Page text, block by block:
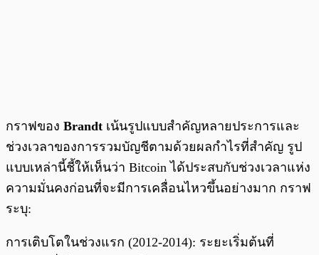
กราฟของ Brandt เน้นรูปแบบสำคัญหลายประการและ
ช่วงเวลาของการรวมบัญชีตามด้วยผลกำไรที่สำคัญ รูป
แบบเหล่านี้ชี้ให้เห็นว่า Bitcoin ได้ประสบกับช่วงเวลาแห่ง
ความมั่นคงก่อนที่จะมีการเคลื่อนไหวขึ้นอย่างมาก กราฟ
ระบุ:
การเติบโตในช่วงแรก (2012-2014): ระยะเริ่มต้นที่